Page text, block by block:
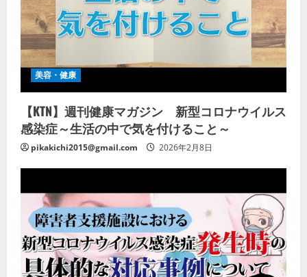
美容・健康
【KTN】週刊健康マガジン 新型コロナウイルス
感染症～生活の中で気を付けること～
pikakichi2015@gmail.com 2026年2月8日